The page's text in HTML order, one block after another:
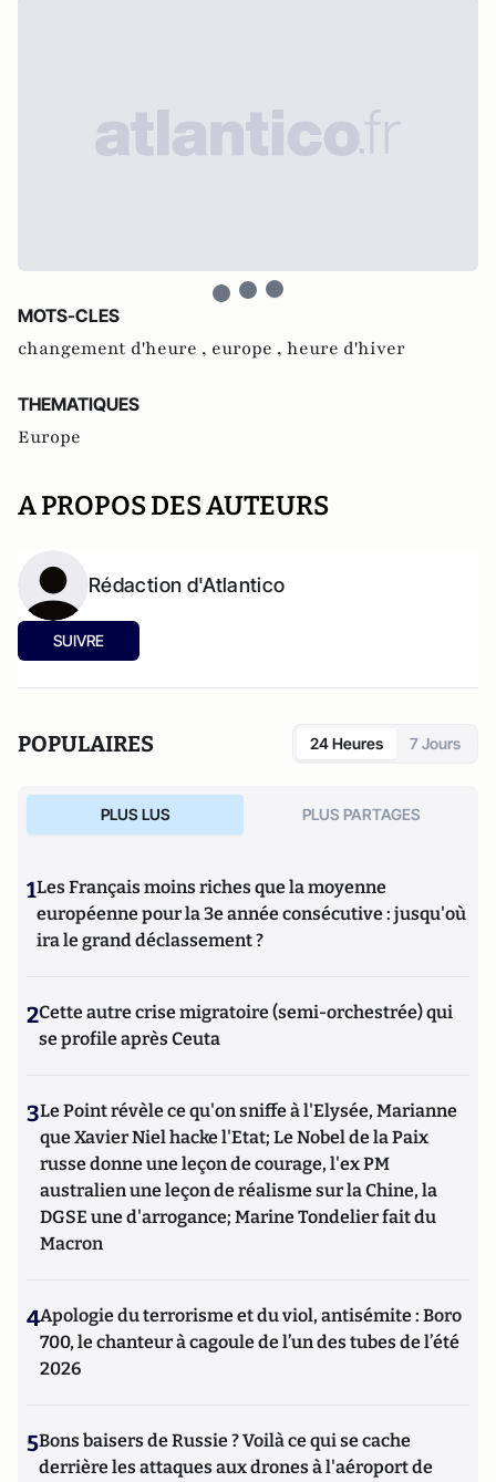
MOTS-CLES
changement d'heure , europe , heure d'hiver
THEMATIQUES
Europe
A PROPOS DES AUTEURS
Rédaction d'Atlantico
SUIVRE
POPULAIRES 24 Heures 7 Jours
PLUS LUS PLUS PARTAGES
1Les Français moins riches que la moyenne
européenne pour la 3e année consécutive : jusqu'où
ira le grand déclassement ?
2Cette autre crise migratoire (semi-orchestrée) qui
se profile après Ceuta
3Le Point révèle ce qu'on sniffe à l'Elysée, Marianne
que Xavier Niel hacke l'Etat; Le Nobel de la Paix
russe donne une leçon de courage, l'ex PM
australien une leçon de réalisme sur la Chine, la
DGSE une d'arrogance; Marine Tondelier fait du
Macron
4Apologie du terrorisme et du viol, antisémite : Boro
700, le chanteur à cagoule de l’un des tubes de l’été
2026
5Bons baisers de Russie ? Voilà ce qui se cache
derrière les attaques aux drones à l'aéroport de